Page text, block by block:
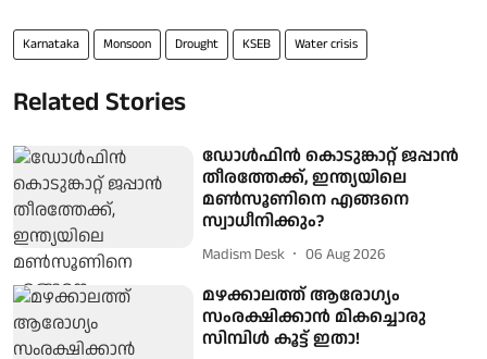
Karnataka Monsoon Drought KSEB Water crisis
Related Stories
ഡോള്‍ഫിന്‍ കൊടുങ്കാറ്റ് ജപ്പാന്‍
തീരത്തേക്ക്, ഇന്ത്യയിലെ
മണ്‍സൂണിനെ എങ്ങനെ
സ്വാധീനിക്കും?
Madism Desk 06 Aug 2026
മഴക്കാലത്ത് ആരോഗ്യം
സംരക്ഷിക്കാൻ മികച്ചൊരു
സിമ്പിൾ കൂട്ട് ഇതാ!